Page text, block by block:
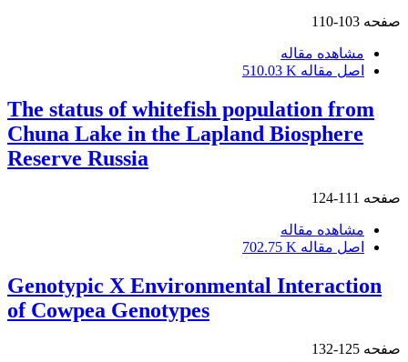
صفحه 103-110
مشاهده مقاله
اصل مقاله 510.03 K
The status of whitefish population from
Chuna Lake in the Lapland Biosphere
Reserve Russia
صفحه 111-124
مشاهده مقاله
اصل مقاله 702.75 K
Genotypic X Environmental Interaction
of Cowpea Genotypes
صفحه 125-132